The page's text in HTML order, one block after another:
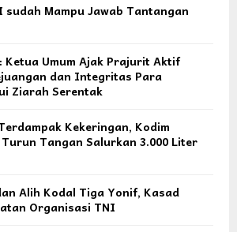
sudah Mampu Jawab Tantangan
Ketua Umum Ajak Prajurit Aktif
dan Integritas Para
Ziarah Serentak
Kekeringan, Kodim
Tangan Salurkan 3.000 Liter
Alih Kodal Tiga Yonif, Kasad
Organisasi TNI